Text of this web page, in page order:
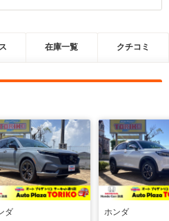
在庫一覧 クチコミ
ダ ホンダ